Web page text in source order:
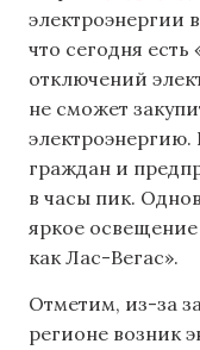
электроэнергии
что сегодня
отключений
не сможет
граждан и
в часы пик.
яркое
как Лас-Вегас».
Отметим, из-за
регионе возник